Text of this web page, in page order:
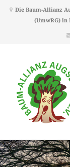
Die Baum-Allianz
(UmwRG)